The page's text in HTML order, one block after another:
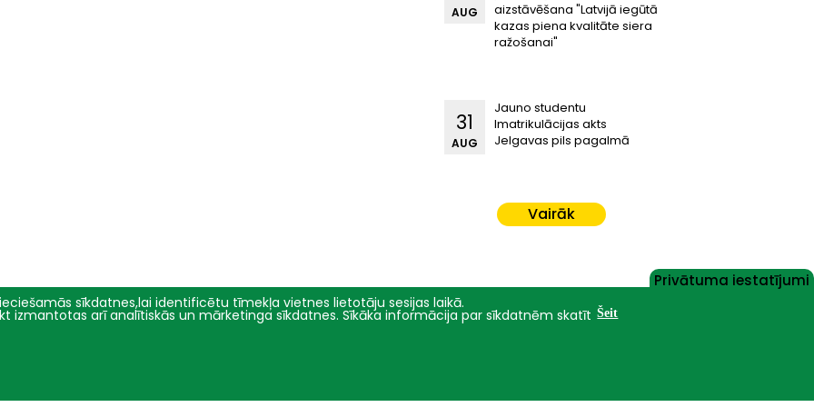
aizstāvēšana "Latvijā iegūtā
kazas piena kvalitāte siera
ražošanai"
AUG
Jauno studentu
Imatrikulācijas akts
Jelgavas pils pagalmā
31
AUG
Vairāk
Privātuma iestatījumi
sīkdatnes,lai identificētu tīmekļa vietnes lietotāju sesijas laikā.
izmantotas arī analītiskās un mārketinga sīkdatnes. Sīkāka informācija par sīkdatnēm skatīt Šeit